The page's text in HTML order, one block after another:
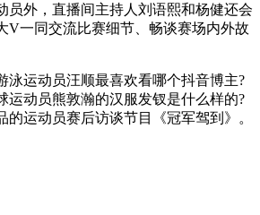
员外，直播间主持人刘语熙和杨健还会
V一同交流比赛细节、畅谈赛场内外故
运动员汪顺最喜欢看哪个抖音博主?
运动员熊敦瀚的汉服发钗是什么样的?
的运动员赛后访谈节目《冠军驾到》。